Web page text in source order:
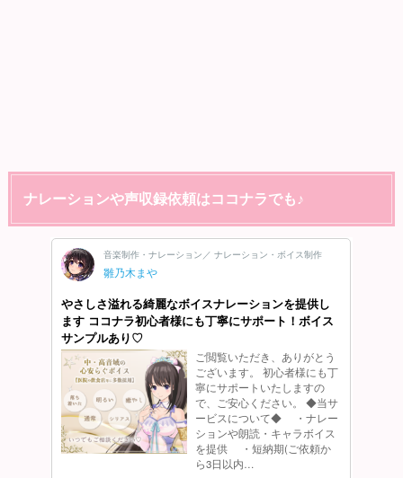
ナレーションや声収録依頼はココナラでも♪